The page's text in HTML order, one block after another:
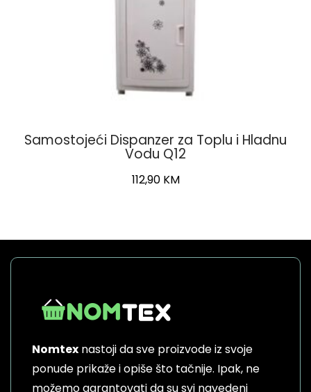
Samostojeći Dispanzer za Toplu i Hladnu
Vodu Q12
112,90 KM
Nomtex nastoji da sve proizvode iz svoje
ponude prikaže i opiše što tačnije. Ipak, ne
možemo garantovati da su svi navedeni